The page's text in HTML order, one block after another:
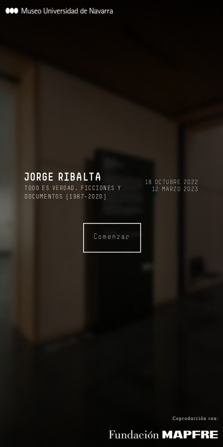
Coproducción con:
18 OCTUBRE 2022
12 MARZO 2023
JORGE RIBALTA
TODO ES VERDAD. FICCIONES Y
DOCUMENTOS (1987-2020)
Comenzar